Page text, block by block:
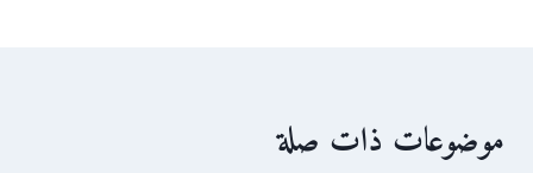
موضوعات ذات صلة